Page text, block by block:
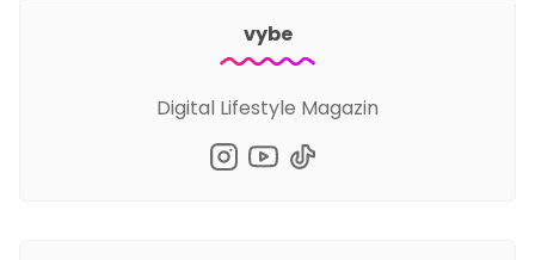
vybe
Digital Lifestyle Magazin